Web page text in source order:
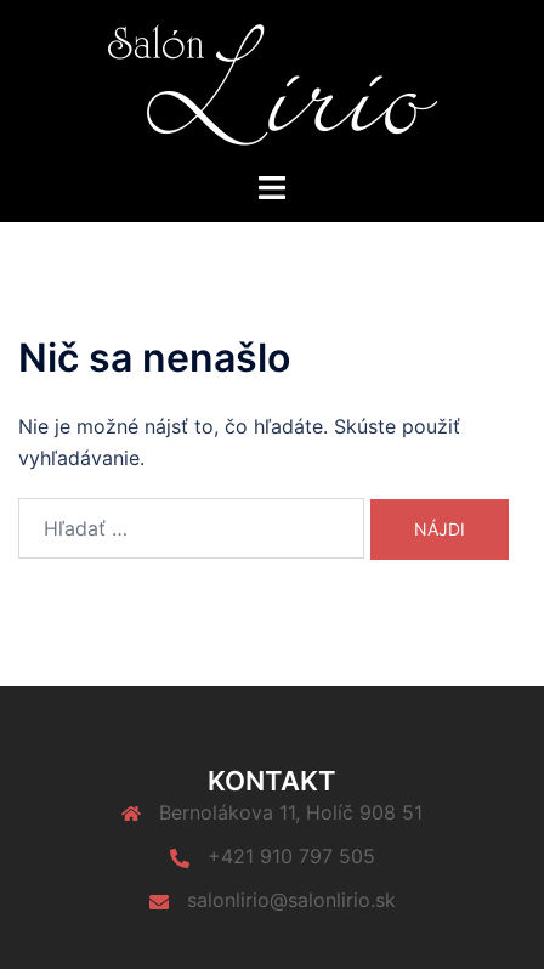
Toggle
Nič sa nenašlo
Nie je možné nájsť to, čo hľadáte. Skúste použiť
vyhľadávanie.
KONTAKT
Bernolákova 11, Holíč 908 51
+421 910 797 505
salonlirio@salonlirio.sk